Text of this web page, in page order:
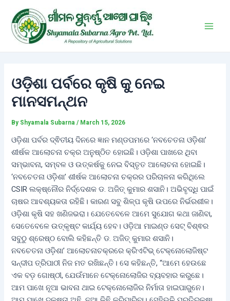
content
ଓଡ଼ିଶା ପର୍ବରେ କୃଷି କୁ ନେଇ
ମାନସମନ୍ଥନ
By Shyamala Subarna/ March 15, 2026
ଓଡ଼ିଶା ପର୍ବର ଦ୍ଵିତୀୟ ଦିନରେ ଜ୍ଞାନ ମଣ୍ଡପମରେ ‘ନବଚେତନା ଓଡ଼ିଶା’
ଶୀର୍ଷକ ଆଲୋଚନା ଚକ୍ର ଅନୁଷ୍ଠିତ ହୋଇଛି। ଓଡ଼ିଶା ପାଖରେ ଥିବା
ସମ୍ଭାବନା, ସମ୍ବଳ ଓ ଉତ୍କର୍ଷକୁ ନେଇ ବିସ୍ତୃତ ଆଲୋଚନା ହୋଇଛି।
‘ନବଚେତନା ଓଡ଼ିଶା’ ଶୀର୍ଷକ ଆଲୋଚନା ଚକ୍ରର ପରିଚାଳନା କରିଥିଲେ
CSIR ଲକ୍ଷ୍ନୌର ନିର୍ଦ୍ଦେଶକ ଡ. ଅଜିତ୍ କୁମାର ଶସାନି। ଅଭିବୃଦ୍ଧି ପାଇଁ
ଚାଷର ଆବଶ୍ୟକତା ରହିଛି। କାରଣ ସବୁ ଶିଳ୍ପ କୃଷି ଉପରେ ନିର୍ଭରଶୀଳ।
ଓଡ଼ିଶା କୃଷି ସହ ଖଣିଜଭରା। ଯେତେବେଳେ ଆମେ ସୁଯୋଗ କଥା ଜାଣିବା,
ସେତେବେଳେ ଉତ୍କୃଷ୍ଟ କାର୍ଯ୍ୟ ହେବ। ଓଡ଼ିଆ ମାଇଣ୍ଡ ସେଟ୍ ବିଶ୍ଵର
ସବୁଠୁ ଶ୍ରେଷ୍ଠ ବୋଲି କହିଛନ୍ତି ଡ. ଅଜିତ୍ କୁମାର ଶସାନି।
ନବଚେତନା ଓଡ଼ିଶା’ ଆଲୋଚନାଚକ୍ରରେ କ୍ରିଏଟିଭ୍ ଟେକ୍ନୋଲୋଜିଷ୍ଟ
ସନ୍ଦୀପ ତ୍ରିପାଠୀ ନିଜ ମତ ରଖିଛନ୍ତି। ସେ କହିଛନ୍ତି, “ଆମେ ହେଉଛେ
ଏକ ବଡ଼ ଗୋଷ୍ଠୀ, ଯେଉଁମାନେ ଟେକ୍ନୋଲୋଜିର ବ୍ୟବହାର କରୁଛେ।
ଆମ ପାଖେ ନୂଆ ଭାବନା ଥାଇ ଟେକ୍ନୋଲୋଜିର ନିର୍ମାତା ହାଇପାରୁନେ।
navigation